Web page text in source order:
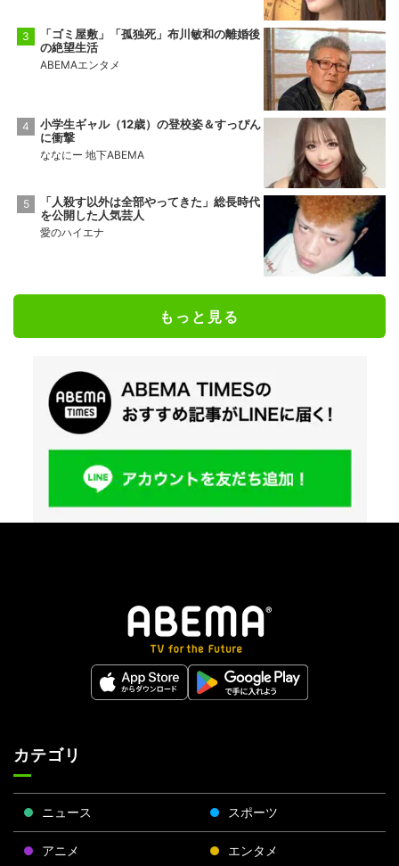
「ゴミ屋敷」「孤独死」布川敏和の離婚後
の絶望生活
ABEMAエンタメ
小学生ギャル（12歳）の登校姿＆すっぴん
に衝撃
ななにー 地下ABEMA
「人殺す以外は全部やってきた」総長時代
を公開した人気芸人
愛のハイエナ
もっと見る
カテゴリ
ニュース スポーツ
アニメ エンタメ